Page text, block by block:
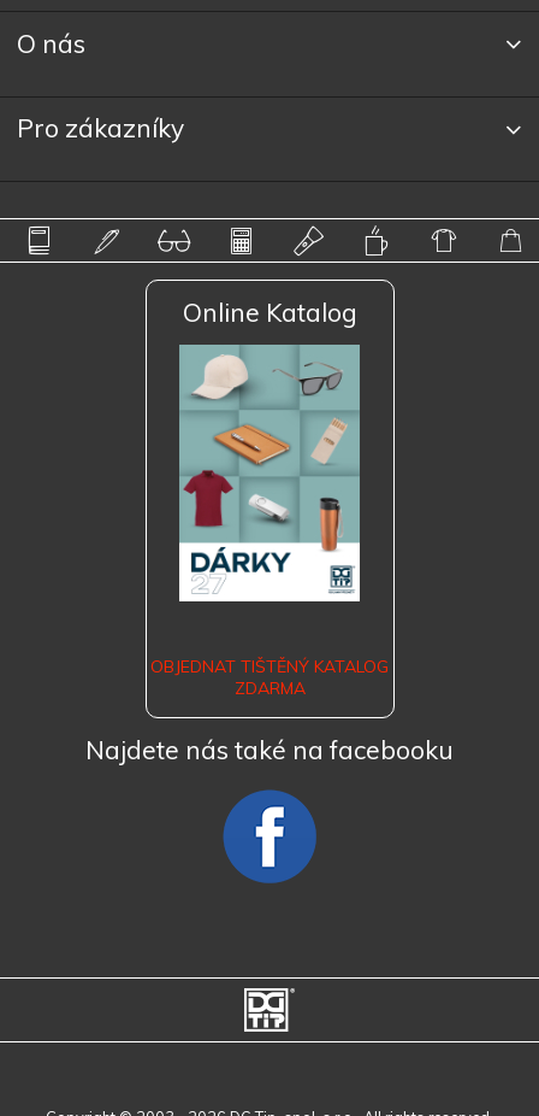
O nás
Pro zákazníky
Online Katalog
OBJEDNAT TIŠTĚNÝ KATALOG
ZDARMA
Najdete nás také na facebooku